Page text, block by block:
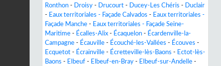
Ronthon - Droisy - Drucourt - Ducey-Les Chéris -
Duclair
- Eaux territoriales - Façade Calvados - Eaux territoriales -
Façade Manche - Eaux territoriales - Façade Seine-
Maritime - Écalles-Alix - Écaquelon - Écardenville-la-
Campagne - Écauville - Écouché-les-Vallées - Écouves -
Ecquetot - Écrainville - Écretteville-lès-Baons - Ectot-lès-
Baons - Elbeuf - Elbeuf-en-Bray - Elbeuf-sur-Andelle -